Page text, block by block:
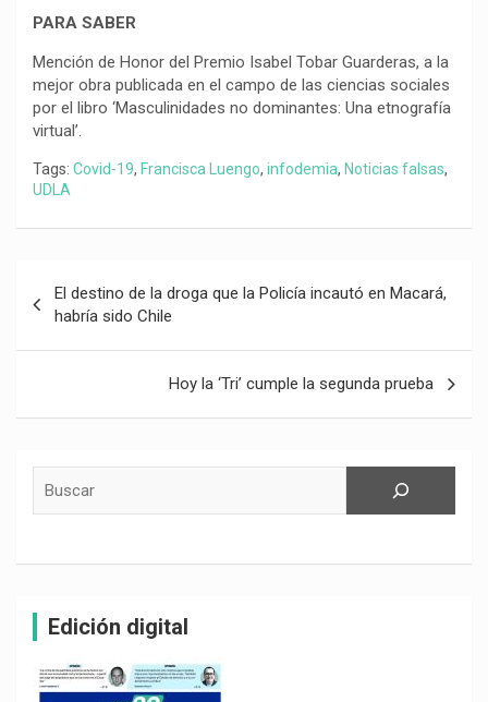
PARA SABER
Mención de Honor del Premio Isabel Tobar Guarderas, a la
mejor obra publicada en el campo de las ciencias sociales
por el libro ‘Masculinidades no dominantes: Una etnografía
virtual’.
Tags: Covid-19, Francisca Luengo, infodemia, Noticias falsas,
UDLA
de
entradas
El destino de la droga que la Policía incautó en Macará,
habría sido Chile
Hoy la ‘Tri’ cumple la segunda prueba
Edición digital